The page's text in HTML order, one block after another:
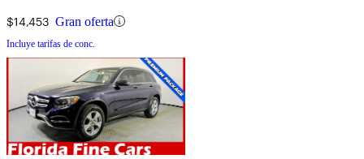
$14,453 Gran oferta
Incluye tarifas de conc.